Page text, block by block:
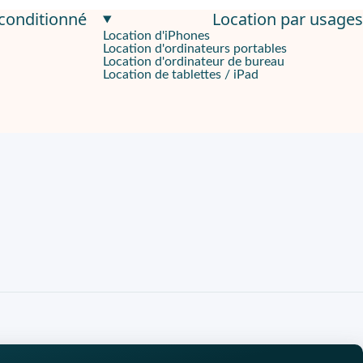
de 6,2 poucesavec une résolution de2340 x 1080 pixels
Location par usages
Location d'iPhones
Location d'ordinateurs portables
Location d'ordinateur de bureau
Location de tablettes / iPad